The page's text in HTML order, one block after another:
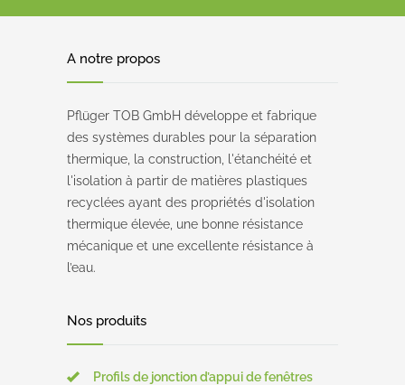
A notre propos
Pflüger TOB GmbH développe et fabrique
des systèmes durables pour la séparation
thermique, la construction, l'étanchéité et
l'isolation à partir de matières plastiques
recyclées ayant des propriétés d'isolation
thermique élevée, une bonne résistance
mécanique et une excellente résistance à
l’eau.
Nos produits
Profils de jonction d’appui de fenêtres